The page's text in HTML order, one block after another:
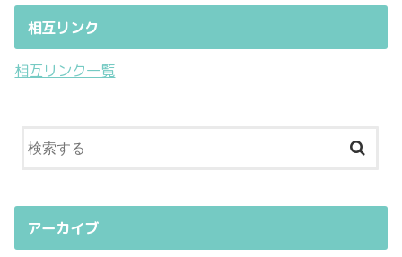
相互リンク
相互リンク一覧
アーカイブ